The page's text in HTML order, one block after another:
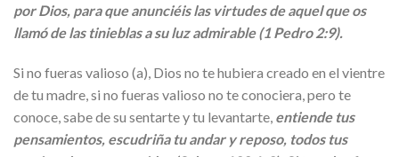
por Dios, para que anunciéis las virtudes de aquel que os
llamó de las tinieblas a su luz admirable (1 Pedro 2:9).
Si no fueras valioso (a), Dios no te hubiera creado en el vientre
de tu madre, si no fueras valioso no te conociera, pero te
conoce, sabe de su sentarte y tu levantarte, entiende tus
pensamientos, escudriña tu andar y reposo, todos tus